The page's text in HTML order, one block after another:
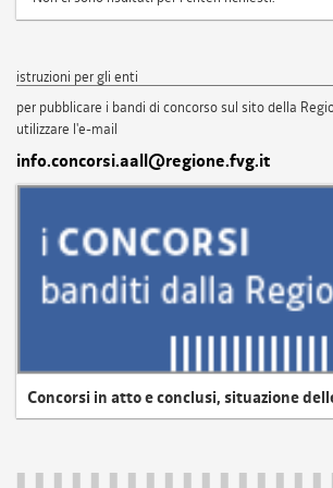
istruzioni per gli enti
per pubblicare i bandi di concorso sul sito della
utilizzare l'e-mail
info.concorsi.aall@regione.fvg.it
Concorsi in atto e conclusi, situazione